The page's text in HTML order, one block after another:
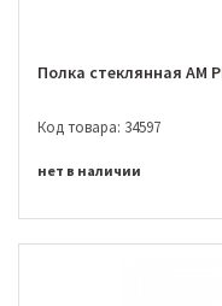
Полка стеклянная AM
Код товара: 34597
нет в наличии